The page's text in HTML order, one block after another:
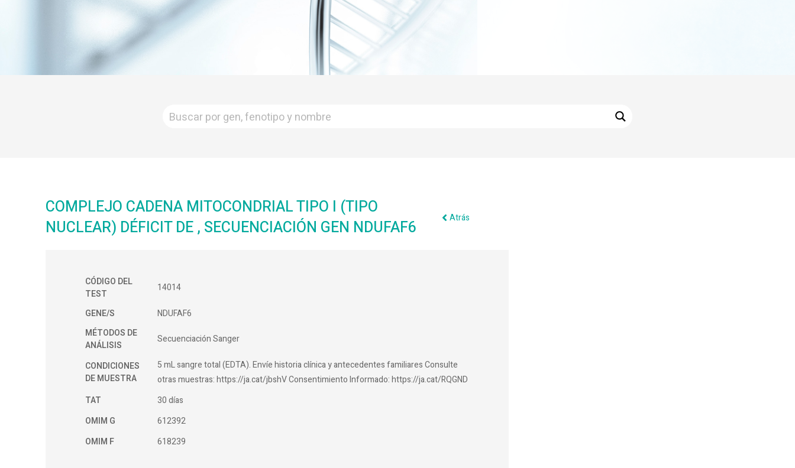
COMPLEJO CADENA MITOCONDRIAL TIPO I (TIPO
NUCLEAR) DÉFICIT DE , SECUENCIACIÓN GEN NDUFAF6
Atrás
CÓDIGO DEL
TEST
14014
GENE/S
NDUFAF6
MÉTODOS DE
ANÁLISIS
Secuenciación Sanger
CONDICIONES
DE MUESTRA
5 mL sangre total (EDTA). Envíe historia clínica y antecedentes familiares Consulte
otras muestras: https://ja.cat/jbshV Consentimiento Informado: https://ja.cat/RQGND
TAT
30 días
OMIM G
612392
OMIM F
618239